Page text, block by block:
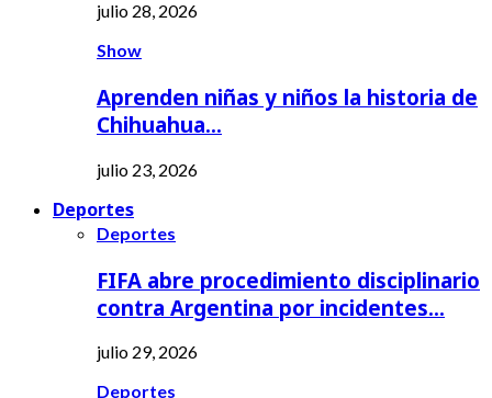
julio 28, 2026
Show
Aprenden niñas y niños la historia de
Chihuahua…
julio 23, 2026
Deportes
Deportes
FIFA abre procedimiento disciplinario
contra Argentina por incidentes…
julio 29, 2026
Deportes